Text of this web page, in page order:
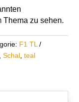
Thema zu sehen.
F1 TL
, Schal, teal